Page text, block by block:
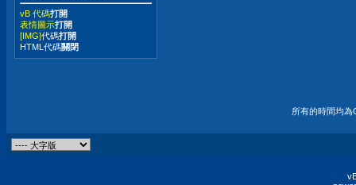
vB 代碼打開
表情圖示打開
[IMG]代碼打開
HTML代碼關閉
所有的時間均為